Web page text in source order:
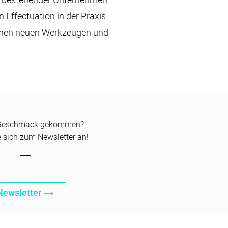
Effectuation in der Praxis
neuen Werkzeugen und
gekommen?
sich zum Newsletter an!